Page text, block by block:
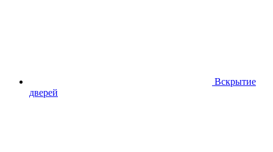
Вскрытие
дверей